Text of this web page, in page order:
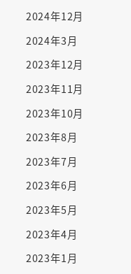
2024年12月
2024年3月
2023年12月
2023年11月
2023年10月
2023年8月
2023年7月
2023年6月
2023年5月
2023年4月
2023年1月